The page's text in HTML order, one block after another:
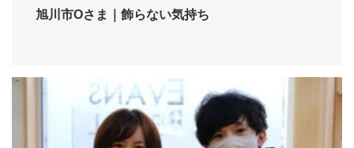
旭川市Oさま｜飾らない気持ち